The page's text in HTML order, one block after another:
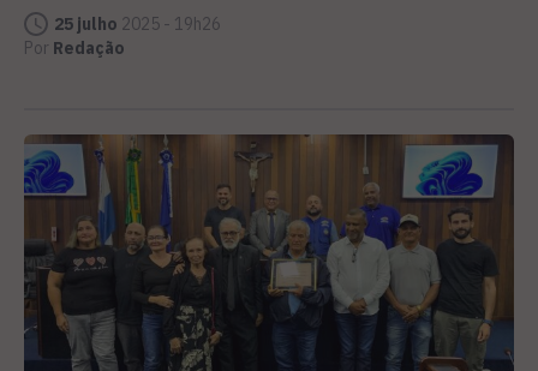
25 julho 2025 - 19h26
Por Redação